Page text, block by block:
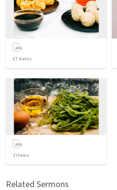
17 items
2items
Related Sermons